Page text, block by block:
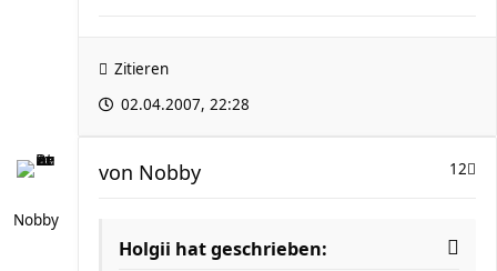
Zitieren
02.04.2007, 22:28
Nobby
12
von Nobby
Holgii hat geschrieben: